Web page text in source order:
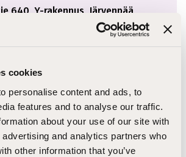
cookies
personalise content and ads, to
features and to analyse our traffic.
about your use of our site with
and analytics partners who
other information that you’ve
640, Y-rakennus, Järvenpää
keskiviikkona 22.4.2026 klo 9–15.30.
tapahtumaan on päättynyt.
-hankkeen tavoitteena on tukea
vammaisten henkilöiden
työllistymistä Etelä-Suomen
seurakunnissa. Hankkeessa on